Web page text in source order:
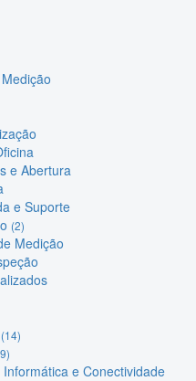
e Abertura
e Suporte
(2)
Medição
(14)
Informática e Conectividade